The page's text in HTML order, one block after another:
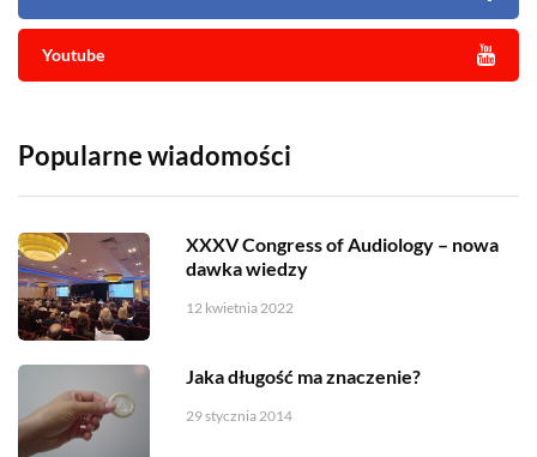
Youtube
Popularne wiadomości
XXXV Congress of Audiology – nowa
dawka wiedzy
12 kwietnia 2022
Jaka długość ma znaczenie?
29 stycznia 2014